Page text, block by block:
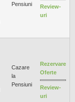
Pensiuni
Review-
uri
Cazare
la
Pensiuni
Rezervare
Oferte
Review-
uri